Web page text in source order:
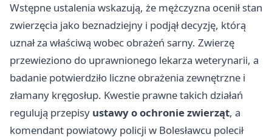
Wstępne ustalenia wskazują, że mężczyzna ocenił stan
zwierzęcia jako beznadziejny i podjął decyzję, którą
uznał za właściwą wobec obrażeń sarny. Zwierzę
przewieziono do uprawnionego lekarza weterynarii, a
badanie potwierdziło liczne obrażenia zewnętrzne i
złamany kręgosłup. Kwestie prawne takich działań
regulują przepisy ustawy o ochronie zwierząt, a
komendant powiatowy policji w Bolesławcu polecił